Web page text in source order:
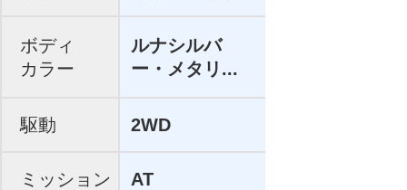
ボディ
カラー
ルナシルバ
ー・メタリ...
駆動 2WD
ミッション AT